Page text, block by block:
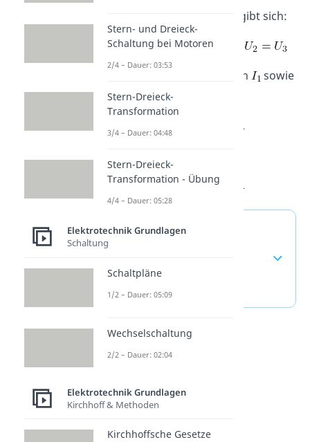
ergibt sich:
Zuletzt berechnen wir noch
sowie
:
Reihenschaltung und
häufigste Fragen
(ausklappen)
Stern- und Dreieck-
Schaltung bei Motoren
2/4 – Dauer: 03:53
Stern-Dreieck-
Transformation
3/4 – Dauer: 04:48
Stern-Dreieck-
Transformation - Übung
4/4 – Dauer: 05:28
Elektrotechnik Grundlagen
Schaltung
Schaltpläne
1/2 – Dauer: 05:09
Wechselschaltung
2/2 – Dauer: 02:04
Elektrotechnik Grundlagen
Kirchhoff & Methoden
Kirchhoffsche Gesetze